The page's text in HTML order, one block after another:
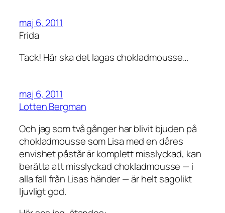
maj 6, 2011
Frida
Tack! Här ska det lagas chokladmousse…
maj 6, 2011
Lotten Bergman
Och jag som två gånger har blivit bjuden på
chokladmousse som Lisa med en dåres
envishet påstår är komplett misslyckad, kan
berätta att misslyckad chokladmousse — i
alla fall från Lisas händer — är helt sagolikt
ljuvligt god.